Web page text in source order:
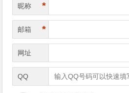
昵称 *
邮箱 *
网址
QQ